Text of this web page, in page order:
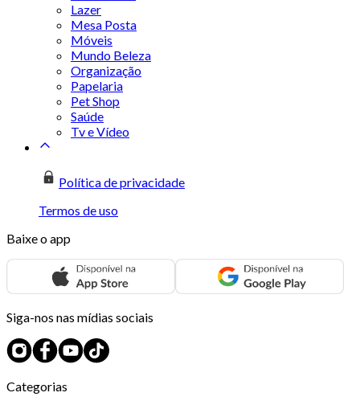
Lazer
Mesa Posta
Móveis
Mundo Beleza
Organização
Papelaria
Pet Shop
Saúde
Tv e Vídeo
Política de privacidade
Termos de uso
Baixe o app
Siga-nos nas mídias sociais
Categorias